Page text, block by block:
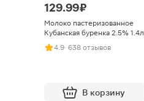
129.99 ₽
Молоко пастеризованное
Кубанская буренка 2.5% 1.4л
4.9· 638 отзывов
В корзину